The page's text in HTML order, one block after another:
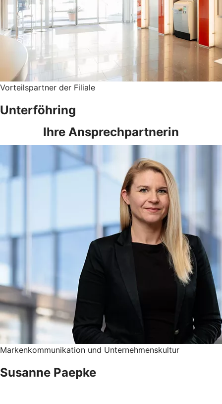
Vorteilspartner der Filiale
Unterföhring
Ihre Ansprechpartnerin
Markenkommunikation und Unternehmenskultur
Susanne Paepke